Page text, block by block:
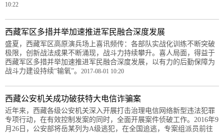
10:22
西藏军区多措并举加速推进军民融合深度发展
盛夏，西藏军区高原演兵场上喜讯频传：各部队实战化训练不断突破
极限，创新战法成果不断涌现，战斗力持续攀升。喜人局面，得益于
西藏军区多措并举加速推进军民融合深度发展，以有力的后勤保障为
战斗力建设持续“输氧”。 2017-08-01 10:20
西藏公安机关成功破获特大电信诈骗案
近年来，西藏各级公安机关深入开展打击治理电信网络新型违法犯罪
专项行动，在有效控制发案的同时，全面开展案件侦破工作。2016年9
月26日，公安部将岳某列为A级逃犯，在全国追逃，专案组派员前往